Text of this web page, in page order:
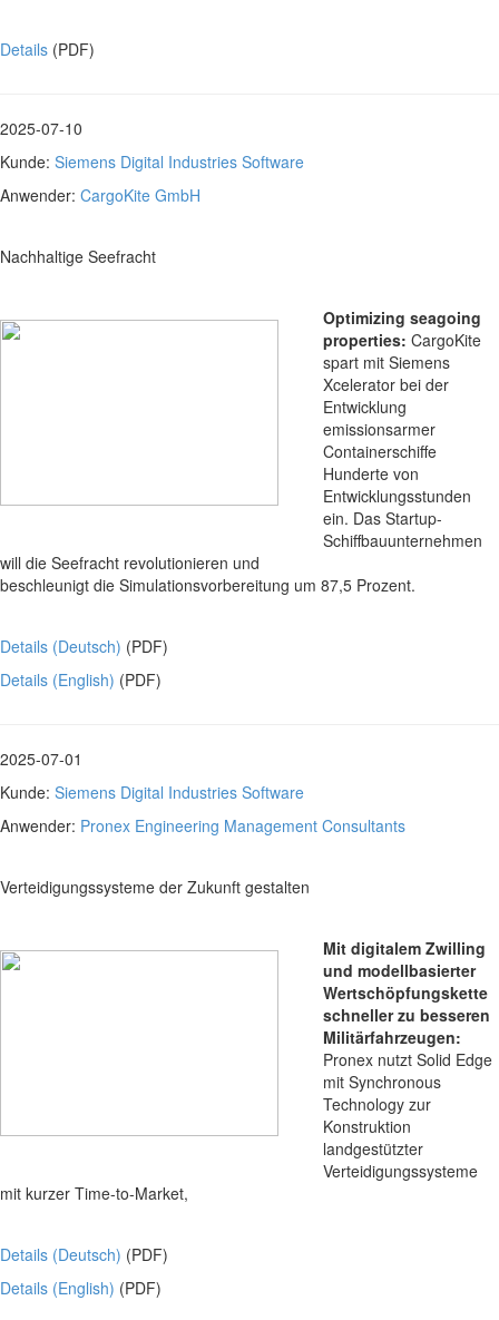
Details (PDF)
2025-07-10
Kunde: Siemens Digital Industries Software
Anwender: CargoKite GmbH
Nachhaltige Seefracht
Optimizing seagoing
properties: CargoKite
spart mit Siemens
Xcelerator bei der
Entwicklung
emissionsarmer
Containerschiffe
Hunderte von
Entwicklungsstunden
ein. Das Startup-
Schiffbauunternehmen
will die Seefracht revolutionieren und
beschleunigt die Simulationsvorbereitung um 87,5 Prozent.
Details (Deutsch) (PDF)
Details (English) (PDF)
2025-07-01
Kunde: Siemens Digital Industries Software
Anwender: Pronex Engineering Management Consultants
Verteidigungssysteme der Zukunft gestalten
Mit digitalem Zwilling
und modellbasierter
Wertschöpfungskette
schneller zu besseren
Militärfahrzeugen:
Pronex nutzt Solid Edge
mit Synchronous
Technology zur
Konstruktion
landgestützter
Verteidigungssysteme
mit kurzer Time-to-Market,
Details (Deutsch) (PDF)
Details (English) (PDF)